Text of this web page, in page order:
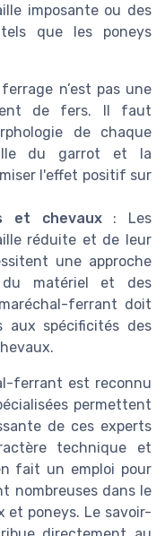
imposante ou des
que les poneys
n’est pas une
de fers. Il faut
de chaque
du garrot et la
l'effet positif sur
et chevaux: Les
réduite et de leur
une approche
matériel et des
ferrant doit
aux spécificités des
ferrant est reconnu
permettent
de ces experts
technique et
fait un emploi pour
nombreuses dans le
et poneys. Le savoir-